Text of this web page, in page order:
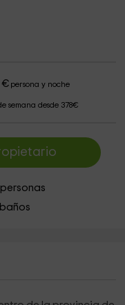
€persona y noche
semana desde 378€
personas
baños